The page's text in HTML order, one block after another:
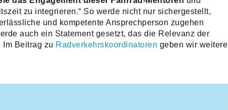
zu integrieren.“ So werde nicht nur sichergestellt,
und kompetente Ansprechperson zugehen
auch ein Statement gesetzt, das die Relevanz der
Beitrag zu Radverkehrskoordinatoren geben wir weitere